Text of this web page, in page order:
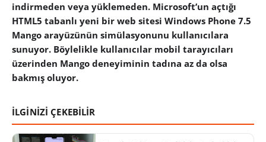
indirmeden veya yüklemeden. Microsoft’un açtığı
HTML5 tabanlı yeni bir web sitesi Windows Phone 7.5
Mango arayüzünün simülasyonunu kullanıcılara
sunuyor. Böylelikle kullanıcılar mobil tarayıcıları
üzerinden Mango deneyiminin tadına az da olsa
bakmış oluyor.
İLGİNİZİ ÇEKEBİLİR